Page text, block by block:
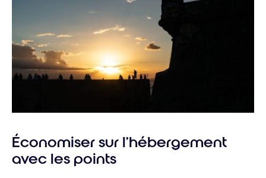
Économiser sur l’hébergement
avec les points